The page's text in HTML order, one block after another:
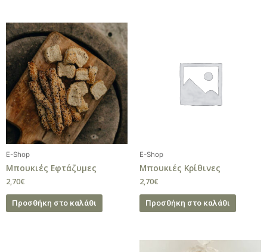
E-Shop
Μπουκιές Εφτάζυμες
2,70€
Προσθήκη στο καλάθι
E-Shop
Μπουκιές Κρίθινες
2,70€
Προσθήκη στο καλάθι